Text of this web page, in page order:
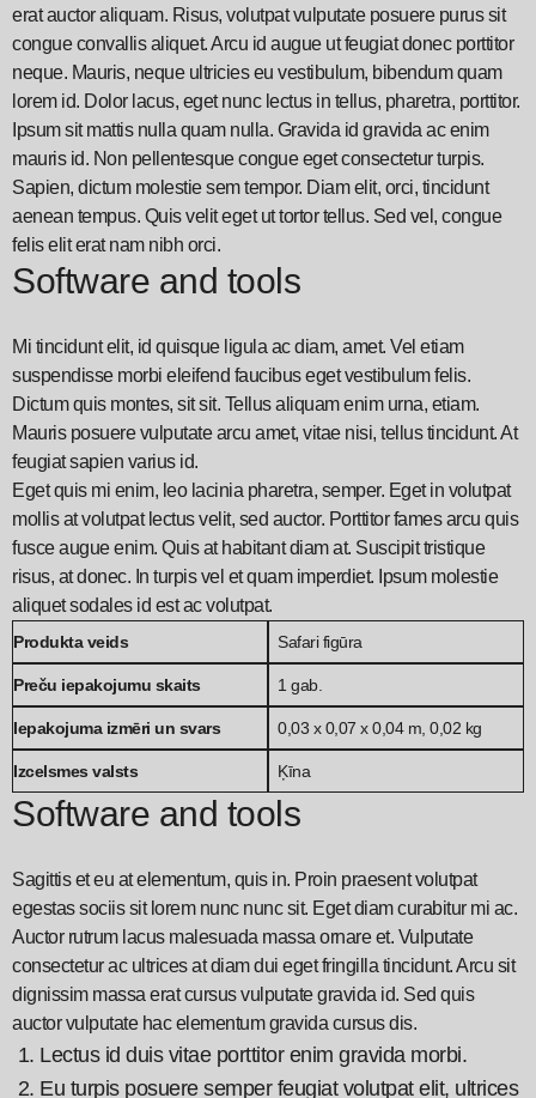
erat auctor aliquam. Risus, volutpat vulputate posuere purus sit
congue convallis aliquet. Arcu id augue ut feugiat donec porttitor
neque. Mauris, neque ultricies eu vestibulum, bibendum quam
lorem id. Dolor lacus, eget nunc lectus in tellus, pharetra, porttitor.
Ipsum sit mattis nulla quam nulla. Gravida id gravida ac enim
mauris id. Non pellentesque congue eget consectetur turpis.
Sapien, dictum molestie sem tempor. Diam elit, orci, tincidunt
aenean tempus. Quis velit eget ut tortor tellus. Sed vel, congue
felis elit erat nam nibh orci.
Software and tools
Mi tincidunt elit, id quisque ligula ac diam, amet. Vel etiam
suspendisse morbi eleifend faucibus eget vestibulum felis.
Dictum quis montes, sit sit. Tellus aliquam enim urna, etiam.
Mauris posuere vulputate arcu amet, vitae nisi, tellus tincidunt. At
feugiat sapien varius id.
Eget quis mi enim, leo lacinia pharetra, semper. Eget in volutpat
mollis at volutpat lectus velit, sed auctor. Porttitor fames arcu quis
fusce augue enim. Quis at habitant diam at. Suscipit tristique
risus, at donec. In turpis vel et quam imperdiet. Ipsum molestie
aliquet sodales id est ac volutpat.
Produkta veids Safari figūra
Preču iepakojumu skaits 1 gab.
Iepakojuma izmēri un svars 0,03 x 0,07 x 0,04 m, 0,02 kg
Izcelsmes valsts Ķīna
Software and tools
Sagittis et eu at elementum, quis in. Proin praesent volutpat
egestas sociis sit lorem nunc nunc sit. Eget diam curabitur mi ac.
Auctor rutrum lacus malesuada massa ornare et. Vulputate
consectetur ac ultrices at diam dui eget fringilla tincidunt. Arcu sit
dignissim massa erat cursus vulputate gravida id. Sed quis
auctor vulputate hac elementum gravida cursus dis.
Lectus id duis vitae porttitor enim gravida morbi.
Eu turpis posuere semper feugiat volutpat elit, ultrices